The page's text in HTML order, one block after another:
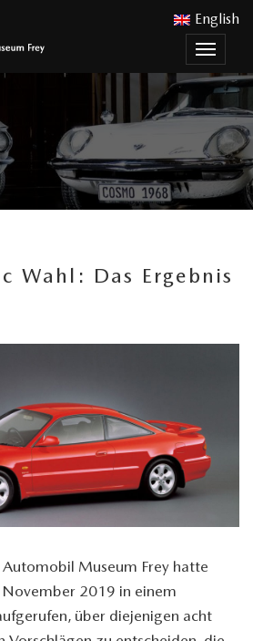
Menu
nutzen
English
Wahl: Das Ergebnis
Automobil Museum Frey hatte
2019 in einem
über diejenigen acht